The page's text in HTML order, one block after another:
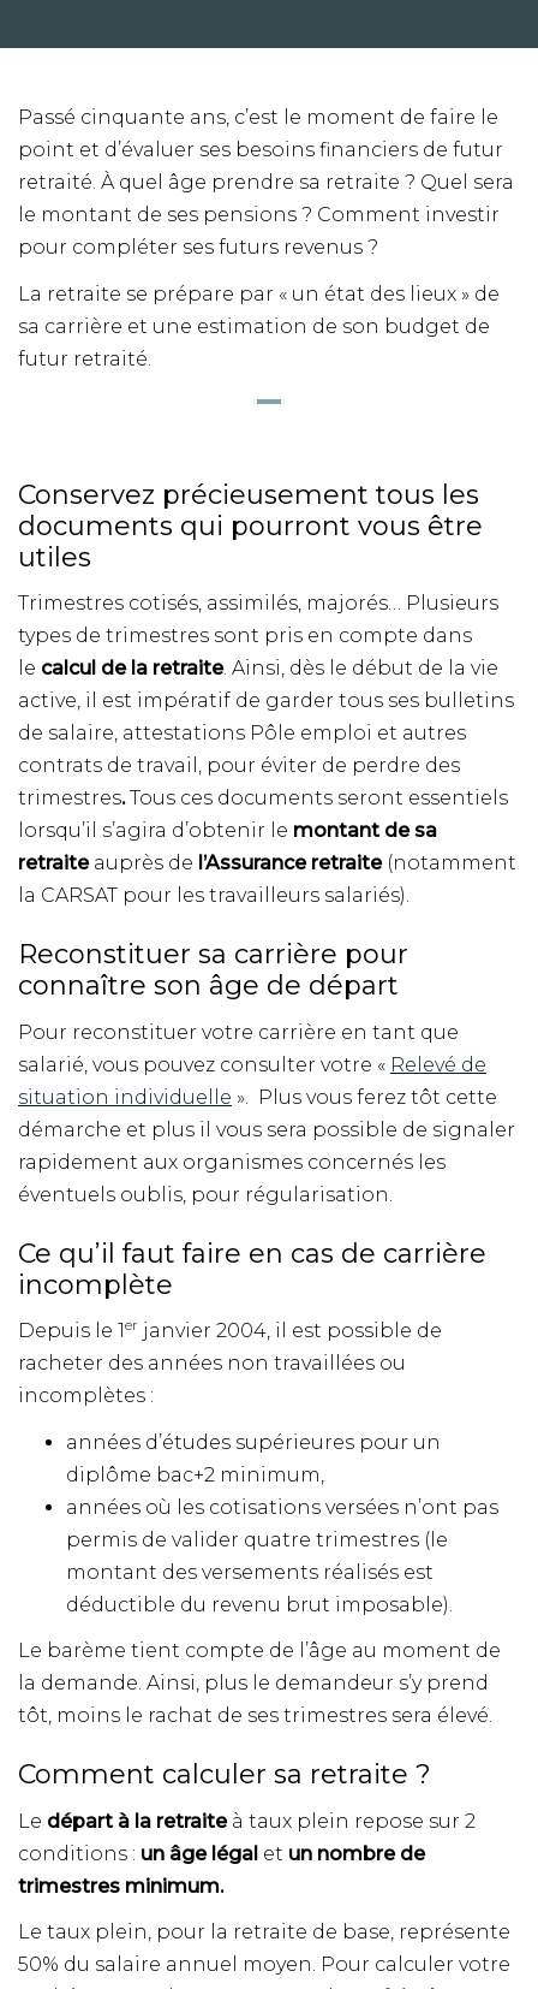
Passé cinquante ans, c’est le moment de faire le
point et d’évaluer ses besoins financiers de futur
retraité. À quel âge prendre sa retraite ? Quel sera
le montant de ses pensions ? Comment investir
pour compléter ses futurs revenus ?
La retraite se prépare par « un état des lieux » de
sa carrière et une estimation de son budget de
futur retraité.
Conservez précieusement tous les
documents qui pourront vous être
utiles
Trimestres cotisés, assimilés, majorés… Plusieurs
types de trimestres sont pris en compte dans
le calcul de la retraite. Ainsi, dès le début de la vie
active, il est impératif de garder tous ses bulletins
de salaire, attestations Pôle emploi et autres
contrats de travail, pour éviter de perdre des
trimestres.Tous ces documents seront essentiels
lorsqu’il s’agira d’obtenir le montant de sa
retraite auprès de l’Assurance retraite (notamment
la CARSAT pour les travailleurs salariés).
Reconstituer sa carrière pour
connaître son âge de départ
Pour reconstituer votre carrière en tant que
salarié, vous pouvez consulter votre « Relevé de
situation individuelle ». Plus vous ferez tôt cette
démarche et plus il vous sera possible de signaler
rapidement aux organismes concernés les
éventuels oublis, pour régularisation.
Ce qu’il faut faire en cas de carrière
incomplète
Depuis le 1er janvier 2004, il est possible de
racheter des années non travaillées ou
incomplètes :
années d’études supérieures pour un
diplôme bac+2 minimum,
années où les cotisations versées n’ont pas
permis de valider quatre trimestres (le
montant des versements réalisés est
déductible du revenu brut imposable).
Le barème tient compte de l’âge au moment de
la demande. Ainsi, plus le demandeur s’y prend
tôt, moins le rachat de ses trimestres sera élevé.
Comment calculer sa retraite ?
Le départ à la retraite à taux plein repose sur 2
conditions : un âge légal et un nombre de
trimestres minimum.
Le taux plein, pour la retraite de base, représente
50% du salaire annuel moyen. Pour calculer votre